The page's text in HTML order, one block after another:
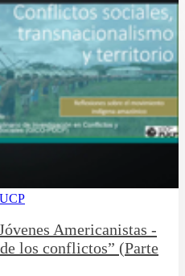
Americanistas -
de los conflictos” (Parte